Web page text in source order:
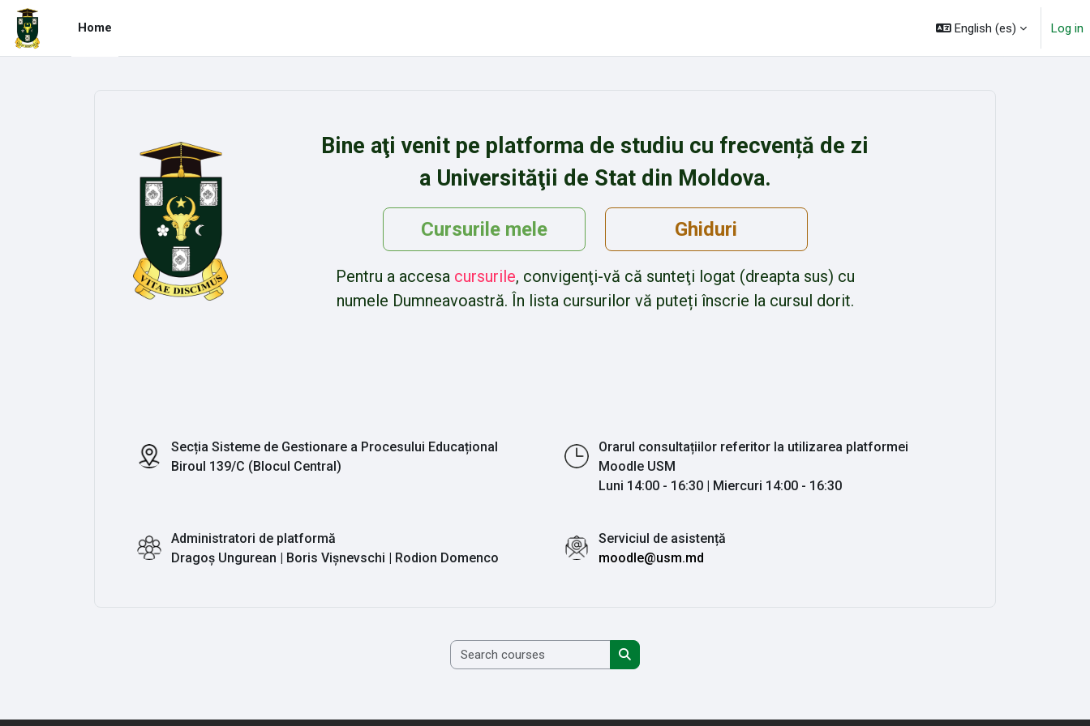
Skip to main content
Home
English ‎(es)‎ Log in
Bine aţi venit pe platforma de studiu cu frecvență de zi
a Universităţii de Stat din Moldova.
Cursurile mele Ghiduri
Pentru a accesa cursurile, convigenţi-vă că sunteţi logat (dreapta sus) cu
numele Dumneavoastră. În lista cursurilor vă puteți înscrie la cursul dorit.
Secția Sisteme de Gestionare a Procesului Educațional
Biroul 139/C (Blocul Central)
Orarul consultațiilor referitor la utilizarea platformei
Moodle USM
Luni 14:00 - 16:30 | Miercuri 14:00 - 16:30
Administratori de platformă
Dragoș Ungurean | Boris Vișnevschi | Rodion Domenco
Serviciul de asistență
moodle@usm.md
Search courses
Search courses